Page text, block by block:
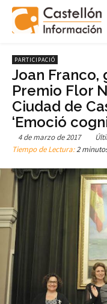
PARTICIPACIÓ
Joan
Premio Flor
Ciudad de
‘Emoció
4 de marzo de 2017
Tiempo de Lectura:2